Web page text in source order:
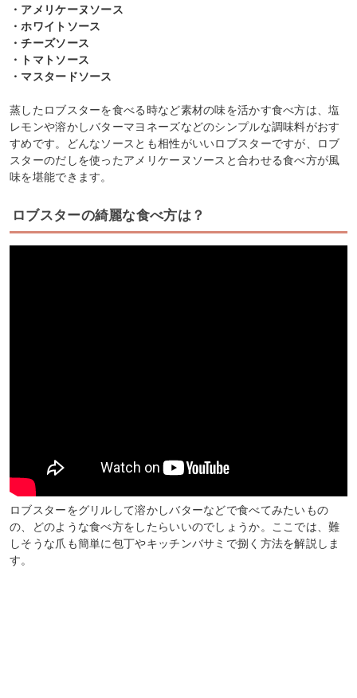
・アメリケーヌソース
・ホワイトソース
・チーズソース
・トマトソース
・マスタードソース
蒸したロブスターを食べる時など素材の味を活かす食べ方は、塩
レモンや溶かしバターマヨネーズなどのシンプルな調味料がおす
すめです。どんなソースとも相性がいいロブスターですが、ロブ
スターのだしを使ったアメリケーヌソースと合わせる食べ方が風
味を堪能できます。
ロブスターの綺麗な食べ方は？
ロブスターをグリルして溶かしバターなどで食べてみたいもの
の、どのような食べ方をしたらいいのでしょうか。ここでは、難
しそうな爪も簡単に包丁やキッチンバサミで捌く方法を解説しま
す。